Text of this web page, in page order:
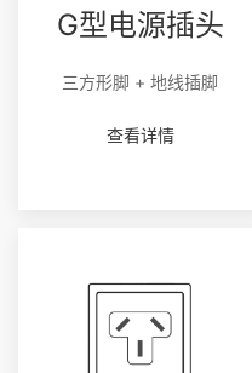
G型电源插头
三方形脚 + 地线插脚
查看详情